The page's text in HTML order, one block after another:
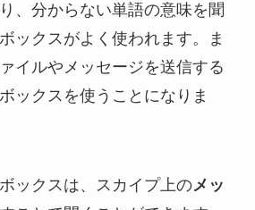
、分からない単語の意味を聞
ックスがよく使われます。ま
イルやメッセージを送信する
ックスを使うことになりま
ックスは、スカイプ上のメッ